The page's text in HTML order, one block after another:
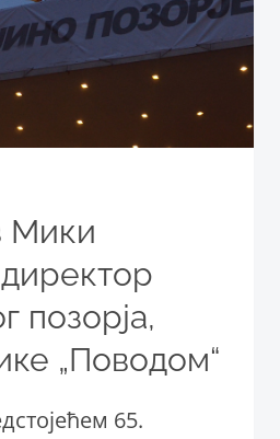
Мики
позорја,
„Поводом“
65.